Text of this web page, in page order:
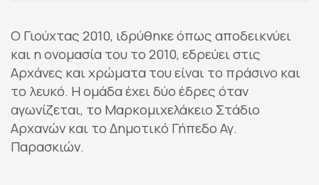
ΠΟΔΟΣΦΑΙΡΟ
ΑΛΛΑ ΣΠΟΡ
PRIME ZONE
ΕΠΙΚΑΙΡΟΤΗΤΑ
Ο Γιούχτας 2010, ιδρύθηκε όπως αποδεικνύει
και η ονομασία του το 2010, εδρεύει στις
Αρχάνες και χρώματα του είναι το πράσινο και
το λευκό. Η ομάδα έχει δύο έδρες όταν
αγωνίζεται, το Μαρκομιχελάκειο Στάδιο
Αρχανών και το Δημοτικό Γήπεδο Αγ.
Παρασκιών.